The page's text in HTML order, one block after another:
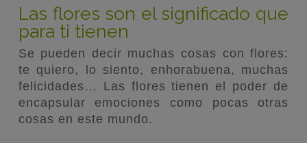
Las flores son el significado que
para ti tienen
Se pueden decir muchas cosas con flores:
te quiero, lo siento, enhorabuena, muchas
felicidades… Las flores tienen el poder de
encapsular emociones como pocas otras
cosas en este mundo.